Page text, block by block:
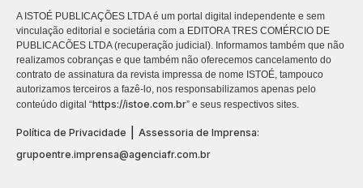
A ISTOÉ PUBLICAÇÕES LTDA é um portal digital independente e sem
vinculação editorial e societária com a EDITORA TRES COMÉRCIO DE
PUBLICACÕES LTDA (recuperação judicial). Informamos também que não
realizamos cobranças e que também não oferecemos cancelamento do
contrato de assinatura da revista impressa de nome ISTOÉ, tampouco
autorizamos terceiros a fazê-lo, nos responsabilizamos apenas pelo
conteúdo digital “https://istoe.com.br” e seus respectivos sites.
Política de Privacidade
Assessoria de Imprensa:
grupoentre.imprensa@agenciafr.com.br